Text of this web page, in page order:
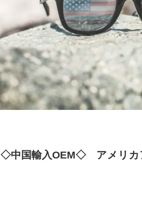
◇中国輸入OEM◇ アメリカ